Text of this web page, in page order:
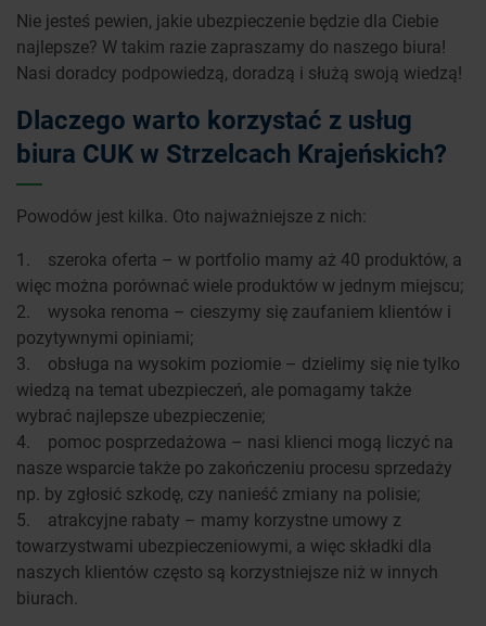
Nie jesteś pewien, jakie ubezpieczenie będzie dla Ciebie
najlepsze? W takim razie zapraszamy do naszego biura!
Nasi doradcy podpowiedzą, doradzą i służą swoją wiedzą!
Dlaczego warto korzystać z usług
biura CUK w Strzelcach Krajeńskich?
Powodów jest kilka. Oto najważniejsze z nich:
1. szeroka oferta – w portfolio mamy aż 40 produktów, a
więc można porównać wiele produktów w jednym miejscu;
2. wysoka renoma – cieszymy się zaufaniem klientów i
pozytywnymi opiniami;
3. obsługa na wysokim poziomie – dzielimy się nie tylko
wiedzą na temat ubezpieczeń, ale pomagamy także
wybrać najlepsze ubezpieczenie;
4. pomoc posprzedażowa – nasi klienci mogą liczyć na
nasze wsparcie także po zakończeniu procesu sprzedaży
np. by zgłosić szkodę, czy nanieść zmiany na polisie;
5. atrakcyjne rabaty – mamy korzystne umowy z
towarzystwami ubezpieczeniowymi, a więc składki dla
naszych klientów często są korzystniejsze niż w innych
biurach.